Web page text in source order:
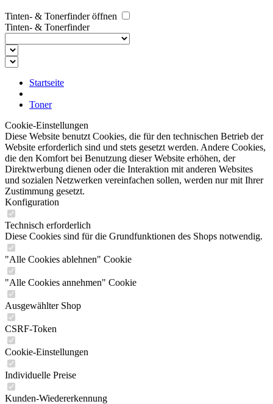
Tinten- & Tonerfinder öffnen
Tinten- & Tonerfinder
Startseite
Toner
Cookie-Einstellungen
Diese Website benutzt Cookies, die für den technischen Betrieb der
Website erforderlich sind und stets gesetzt werden. Andere Cookies,
die den Komfort bei Benutzung dieser Website erhöhen, der
Direktwerbung dienen oder die Interaktion mit anderen Websites
und sozialen Netzwerken vereinfachen sollen, werden nur mit Ihrer
Zustimmung gesetzt.
Konfiguration
Technisch erforderlich
Diese Cookies sind für die Grundfunktionen des Shops notwendig.
"Alle Cookies ablehnen" Cookie
"Alle Cookies annehmen" Cookie
Ausgewählter Shop
CSRF-Token
Cookie-Einstellungen
Individuelle Preise
Kunden-Wiedererkennung